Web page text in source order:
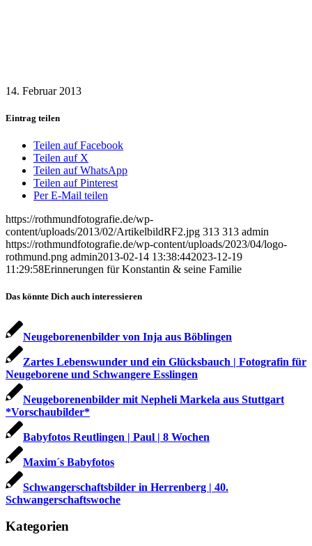
14. Februar 2013
Eintrag teilen
Teilen auf Facebook
Teilen auf X
Teilen auf WhatsApp
Teilen auf Pinterest
Per E-Mail teilen
https://rothmundfotografie.de/wp-
content/uploads/2013/02/ArtikelbildRF2.jpg 313 313 admin
https://rothmundfotografie.de/wp-content/uploads/2023/04/logo-
rothmund.png admin2013-02-14 13:38:442023-12-19
11:29:58Erinnerungen für Konstantin & seine Familie
Das könnte Dich auch interessieren
Neugeborenenbilder von Inja aus Böblingen
Zartes Lebenswunder und ein Glücksbauch | Fotografin für
Neugeborene und Schwangere Esslingen
Neugeborenenbilder mit Nepheli Markela aus Stuttgart
*Vorschaubilder*
Babyfotos Reutlingen | Paul | 8 Wochen
Maxim´s Babyfotos
Schwangerschaftsbilder in Herrenberg | 40.
Schwangerschaftswoche
Kategorien